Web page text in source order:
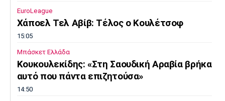
EuroLeague
Χάποελ Τελ Αβίβ: Τέλος ο Κουλέτσοφ
15:05
Μπάσκετ Ελλάδα
Κουκουλεκίδης: «Στη Σαουδική Αραβία βρήκα
αυτό που πάντα επιζητούσα»
14:50